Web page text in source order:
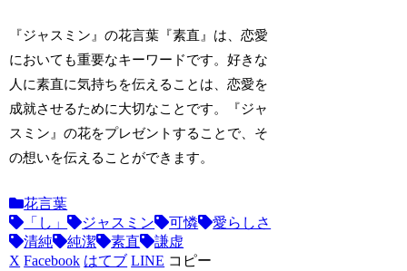
『ジャスミン』の花言葉『素直』は、恋愛
においても重要なキーワードです。好きな
人に素直に気持ちを伝えることは、恋愛を
成就させるために大切なことです。『ジャ
スミン』の花をプレゼントすることで、そ
の想いを伝えることができます。
花言葉
「し」
ジャスミン 可憐
愛らしさ
清純
純潔 素直
謙虚
X Facebook はてブ LINE コピー